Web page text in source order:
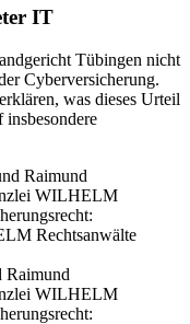
IT
Tübingen nicht
Cyberversicherung.
was dieses Urteil
Raimund
WILHELM